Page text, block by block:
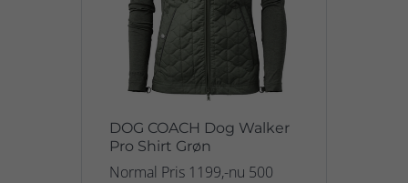
DOG COACH Dog Walker
Pro Shirt Grøn
Normal Pris 1199,-nu 500